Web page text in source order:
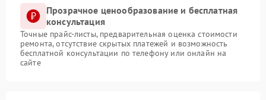
Прозрачное ценообразование и бесплатная
консультация
Точные прайс-листы, предварительная оценка стоимости
ремонта, отсутствие скрытых платежей и возможность
бесплатной консультации по телефону или онлайн на
сайте